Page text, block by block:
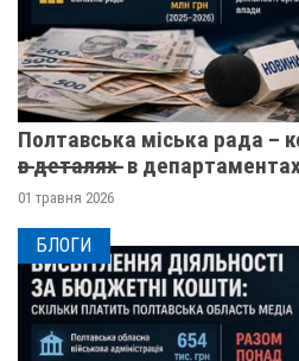
Полтавська міська рада –
в̶ ̶д̶е̶т̶а̶л̶я̶х̶ ̶ в
01 травня 2026
БЛОГИ